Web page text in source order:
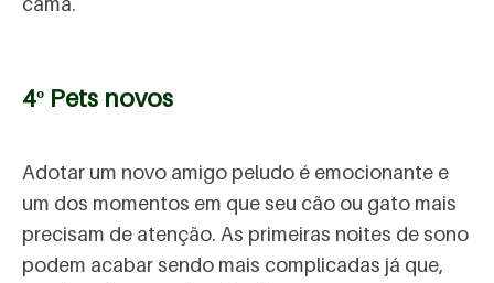
4º Pets novos
Adotar um novo amigo peludo é emocionante e
um dos momentos em que seu cão ou gato mais
precisam de atenção. As primeiras noites de sono
podem acabar sendo mais complicadas já que,